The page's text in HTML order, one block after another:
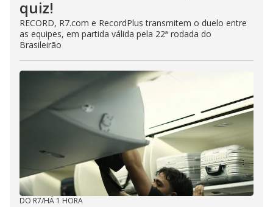
quiz!
RECORD, R7.com e RecordPlus transmitem o duelo entre
as equipes, em partida válida pela 22ª rodada do
Brasileirão
DO R7/HÁ 1 HORA